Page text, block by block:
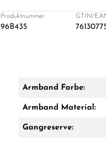
Produktnummer:
96B435
GTIN/
Armband Farbe:
Armband Material:
Gangreserve: